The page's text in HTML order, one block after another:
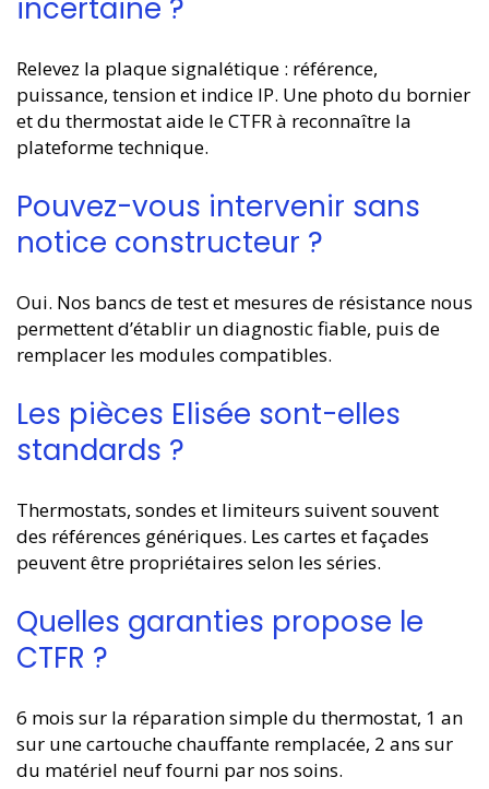
incertaine ?
Relevez la plaque signalétique : référence,
puissance, tension et indice IP. Une photo du bornier
et du thermostat aide le CTFR à reconnaître la
plateforme technique.
Pouvez-vous intervenir sans
notice constructeur ?
Oui. Nos bancs de test et mesures de résistance nous
permettent d’établir un diagnostic fiable, puis de
remplacer les modules compatibles.
Les pièces Elisée sont-elles
standards ?
Thermostats, sondes et limiteurs suivent souvent
des références génériques. Les cartes et façades
peuvent être propriétaires selon les séries.
Quelles garanties propose le
CTFR ?
6 mois sur la réparation simple du thermostat, 1 an
sur une cartouche chauffante remplacée, 2 ans sur
du matériel neuf fourni par nos soins.